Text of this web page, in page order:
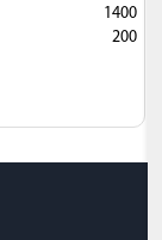
1400
200